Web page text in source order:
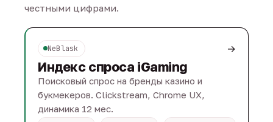
честными цифрами.
NeBlask →
Индекс спроса iGaming
Поисковый спрос на бренды казино и
букмекеров. Clickstream, Chrome UX,
динамика 12 мес.